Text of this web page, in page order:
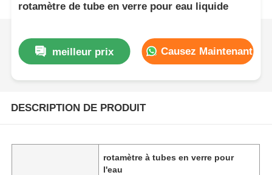
rotamètre de tube en verre pour eau liquide
meilleur prix Causez Maintenant
DESCRIPTION DE PRODUIT
rotamètre à tubes en verre pour
l'eau